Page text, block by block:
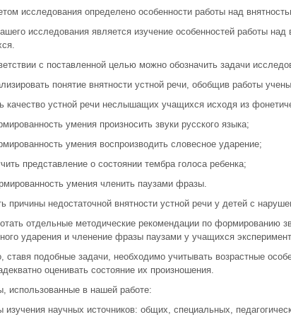
исследования определено особенности работы над
исследования является изучение особенностей работы
с поставленной целью можно обозначить задачи
понятие внятности устной речи, обобщив работы
качество устной речи неслышащих учащихся исходя из
умения произносить звуки русского языка;
умения воспроизводить словесное ударение;
представление о состоянии тембра голоса ребенка;
умения членить паузами фразы.
причины недостаточной внятности устной речи у детей с
отдельные методические рекомендации по формированию
ударения и членение фразы паузами у учащихся
ставя подобные задачи, необходимо учитывать возрастные
оценивать состояние их произношения.
использованные в нашей работе:
изучения научных источников: общих, специальных,